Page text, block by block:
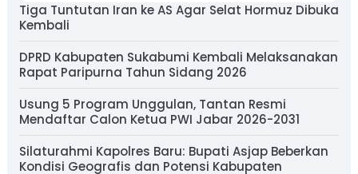
Tiga Tuntutan Iran ke AS Agar Selat Hormuz Dibuka
Kembali
DPRD Kabupaten Sukabumi Kembali Melaksanakan
Rapat Paripurna Tahun Sidang 2026
Usung 5 Program Unggulan, Tantan Resmi
Mendaftar Calon Ketua PWI Jabar 2026-2031
Silaturahmi Kapolres Baru: Bupati Asjap Beberkan
Kondisi Geografis dan Potensi Kabupaten